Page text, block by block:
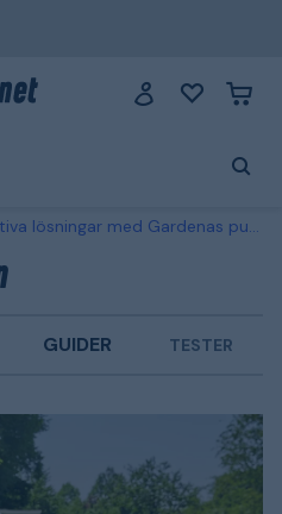
lösningar med Gardenas pumpar för olika ändamål
GUIDER TESTER